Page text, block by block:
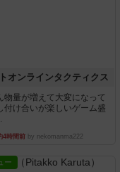
オンラインタクティクス
物量が増えて大変になって
付け合いが楽しいゲーム盛
4時間前by nekomanma222
ー